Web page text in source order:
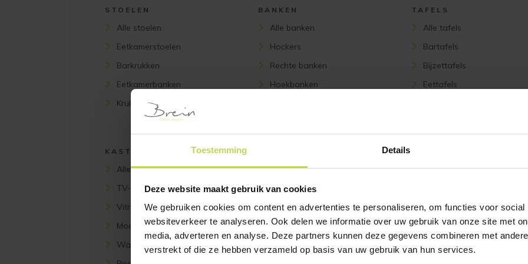
Toestemming Details
Deze website maakt gebruik van cookies
We gebruiken cookies om content en advertenties te personaliseren, om functies voor
websiteverkeer te analyseren. Ook delen we informatie over uw gebruik van onze site met
media, adverteren en analyse. Deze partners kunnen deze gegevens combineren met
verstrekt of die ze hebben verzameld op basis van uw gebruik van hun services.
STOELEN
Alle stoelen
Eetkamerstoelen
Barkrukken
Eetkamerbanken
Krukken en poefs
BANKEN
Alle banken
Hockers
Rechte banken
Hoekbanken
TAFELS
Alle tafels
Bartafels
Bijzettafels
Eettafels
KASTEN
Alle kasten
TV-meubels
Vitrinekasten
Modulaire kasten
Wandkasten
Alle accessoires
Onderhoudsmiddelen
Woonaccessoires
Sierkussens
Wanddecoratie
Alle verlichting
Hanglampen
Lampenkappen en voet
Vloerlampen